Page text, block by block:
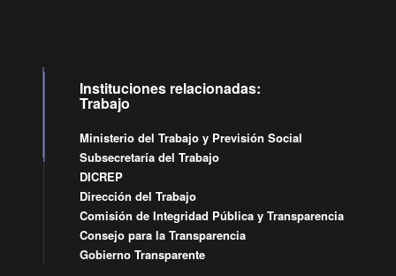
Instituciones relacionadas:
Trabajo
Ministerio del Trabajo y Previsión Social
Subsecretaría del Trabajo
DICREP
Dirección del Trabajo
Comisión de Integridad Pública y Transparencia
Consejo para la Transparencia
Gobierno Transparente